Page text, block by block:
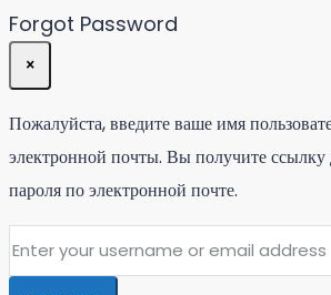
Forgot Password
×
Пожалуйста, введите ваше имя
электронной почты. Вы получите ссылку
пароля по электронной почте.